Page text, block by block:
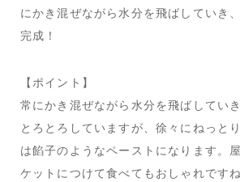
にかき混ぜながら水分を飛ばしていき
完成！
【ポイント】
常にかき混ぜながら水分を飛ばしてい
とろとろしていますが、徐々にねっと
は餡子のようなペーストになります。
ケットにつけて食べてもおしゃれですね